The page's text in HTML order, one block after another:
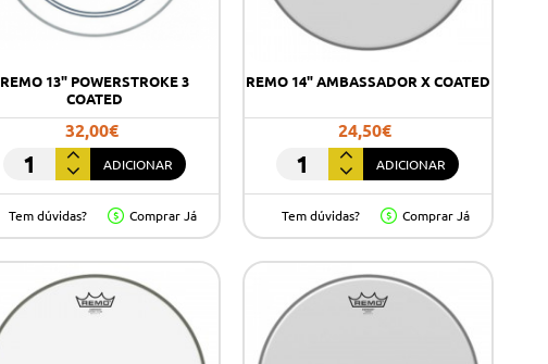
REMO 13" POWERSTROKE 3
COATED
32,00€
Remo
13"
Powerstroke
3
Coated
ADICIONAR
Tem dúvidas? Comprar Já
REMO 14" AMBASSADOR X COATED
24,50€
REMO
14"
AMBASSADOR
X
COATED
ADICIONAR
Tem dúvidas? Comprar Já